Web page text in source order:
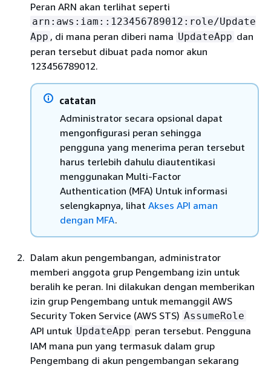
Peran ARN akan terlihat seperti
arn:aws:iam::123456789012:role/Update
App , di mana peran diberi nama UpdateApp dan
peran tersebut dibuat pada nomor akun
123456789012.
catatan
Administrator secara opsional dapat
mengonfigurasi peran sehingga
pengguna yang menerima peran tersebut
harus terlebih dahulu diautentikasi
menggunakan Multi-Factor
Authentication (MFA) Untuk informasi
selengkapnya, lihat Akses API aman
dengan MFA.
Dalam akun pengembangan, administrator
memberi anggota grup Pengembang izin untuk
beralih ke peran. Ini dilakukan dengan memberikan
izin grup Pengembang untuk memanggil AWS
Security Token Service (AWS STS) AssumeRole
API untuk UpdateApp peran tersebut. Pengguna
IAM mana pun yang termasuk dalam grup
Pengembang di akun pengembangan sekarang